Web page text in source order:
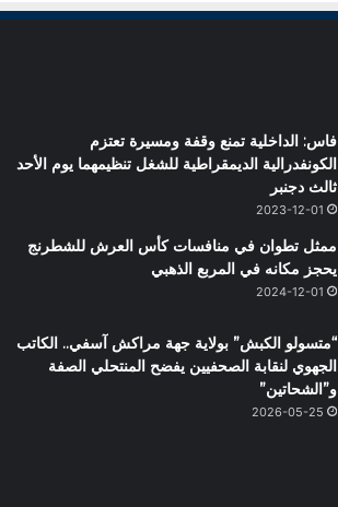
فاس: الداخلية تمنع وقفة ومسيرة تعتزم
الكونفدرالية الديمقراطية للشغل تنظيمهما يوم الأحد
ثالث دجنبر
2023-12-01
ممثل تطوان في منافسات كأس العرش للشطرنج
يحجز مكانه في المربع الذهبي
2024-12-01
“متسولو الكبش” بولاية جهة مراكش آسفي.. الكاتب
الجهوي لنقابة الصحفيين يفضح المنتحلي الصفة
و”الشحاتين”
2026-05-25